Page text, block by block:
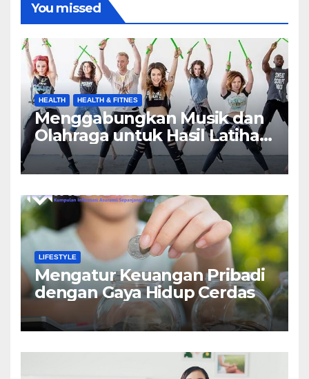
You missed
HEALTH HEALTH & FITNES
Menggabungkan Musik dan
Olahraga untuk Hasil Latihan
yang Maksimal
LIFESTYLE
Mengatur Keuangan Pribadi
dengan Gaya Hidup Cerdas